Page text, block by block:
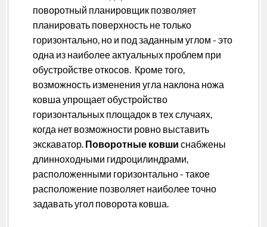
поворотный планировщик позволяет
планировать поверхность не только
горизонтально, но и под заданным углом - это
одна из наиболее актуальных проблем при
обустройстве откосов. Кроме того,
возможность изменения угла наклона ножа
ковша упрощает обустройство
горизонтальных площадок в тех случаях,
когда нет возможности ровно выставить
экскаватор. Поворотные ковши снабжены
длинноходными гидроцилиндрами,
расположенными горизонтально - такое
расположение позволяет наиболее точно
задавать угол поворота ковша.